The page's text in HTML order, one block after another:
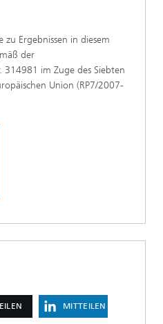
zu Ergebnissen in diesem
der
314981 im Zuge des Siebten
Union (RP7/2007-
MITTEILEN